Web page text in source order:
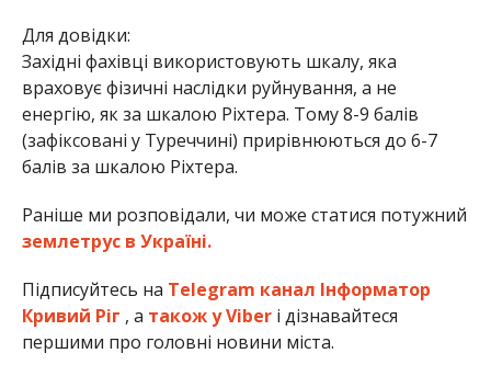
Для довідки:
Західні фахівці використовують шкалу, яка
враховує фізичні наслідки руйнування, а не
енергію, як за шкалою Ріхтера. Тому 8-9 балів
(зафіксовані у Туреччині) прирівнюються до 6-7
балів за шкалою Ріхтера.
Раніше ми розповідали, чи може статися потужний
землетрус в Україні.
Підписуйтесь на Telegram канал Інформатор
Кривий Ріг , а також у Viberі дізнавайтеся
першими про головні новини міста.